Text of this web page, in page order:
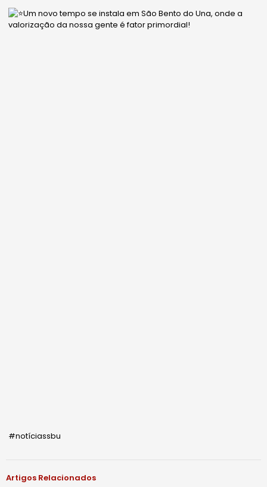
Um novo tempo se instala em São Bento do Una, onde a
valorização da nossa gente é fator primordial!
#notíciassbu
Artigos Relacionados